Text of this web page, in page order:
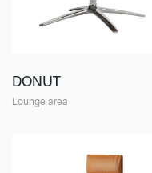
DONUT
Lounge area